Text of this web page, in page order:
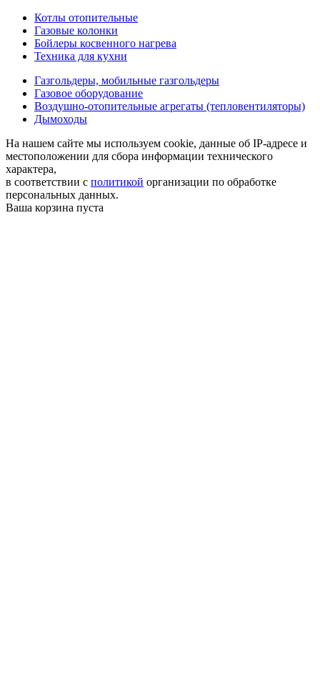
Котлы отопительные
Газовые колонки
Бойлеры косвенного нагрева
Техника для кухни
Газгольдеры, мобильные газгольдеры
Газовое оборудование
Воздушно-отопительные агрегаты (тепловентиляторы)
Дымоходы
На нашем сайте мы используем cookie, данные об IP-адресе и
местоположении для сбора информации технического
характера,
в соответствии с политикой организации по обработке
персональных данных.
Ваша корзина пуста